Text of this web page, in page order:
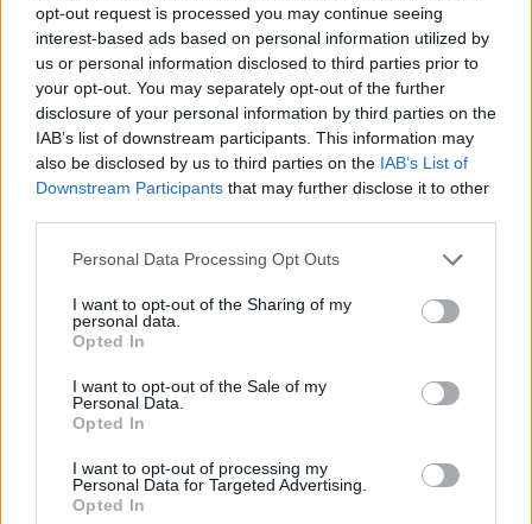
opt-out request is processed you may continue seeing
interest-based ads based on personal information utilized by
us or personal information disclosed to third parties prior to
your opt-out. You may separately opt-out of the further
disclosure of your personal information by third parties on the
IAB’s list of downstream participants. This information may
also be disclosed by us to third parties on the IAB’s List of
Downstream Participants that may further disclose it to other
Please note that this website/app uses one or more Google
not limited to your visit or usage behaviour. You may click to
grant or deny consent to Google and its third-party tags to
use your data for below specified purposes in below Google
consent section.
Personal Data Processing Opt Outs
I want to opt-out of the Sharing of my
personal data.
Opted In
I want to opt-out of the Sale of my
Personal Data.
Opted In
I want to opt-out of processing my
Personal Data for Targeted Advertising.
Opted In
száz elbocsátott dolgozón segítene
Munkalehetőséget kér a térség vállalkozásaitól Szolnok
polgármestere. A tószegi kerékpárgyár bezárása után
közzétett felhívásának célja, hogy...